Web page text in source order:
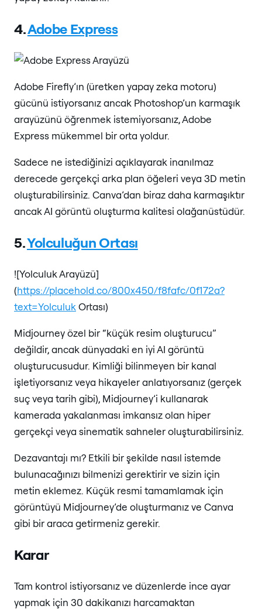
4.Adobe Express
Adobe Firefly’ın (üretken yapay zeka motoru)
gücünü istiyorsanız ancak Photoshop’un karmaşık
arayüzünü öğrenmek istemiyorsanız, Adobe
Express mükemmel bir orta yoldur.
Sadece ne istediğinizi açıklayarak inanılmaz
derecede gerçekçi arka plan öğeleri veya 3D metin
oluşturabilirsiniz. Canva’dan biraz daha karmaşıktır
ancak AI görüntü oluşturma kalitesi olağanüstüdür.
5.Yolculuğun Ortası
![Yolculuk Arayüzü]
(https://placehold.co/800x450/f8fafc/0f172a?
text=YolculukOrtası)
Midjourney özel bir “küçük resim oluşturucu”
değildir, ancak dünyadaki en iyi AI görüntü
oluşturucusudur. Kimliği bilinmeyen bir kanal
işletiyorsanız veya hikayeler anlatıyorsanız (gerçek
suç veya tarih gibi), Midjourney’i kullanarak
kamerada yakalanması imkansız olan hiper
gerçekçi veya sinematik sahneler oluşturabilirsiniz.
Dezavantajı mı? Etkili bir şekilde nasıl istemde
bulunacağınızı bilmenizi gerektirir ve sizin için
metin eklemez. Küçük resmi tamamlamak için
görüntüyü Midjourney’de oluşturmanız ve Canva
gibi bir araca getirmeniz gerekir.
Karar
Tam kontrol istiyorsanız ve düzenlerde ince ayar
yapmak için 30 dakikanızı harcamaktan